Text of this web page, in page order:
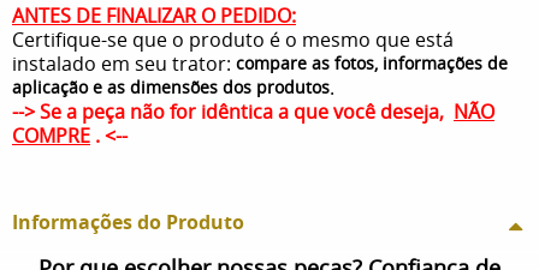
ANTES DE FINALIZAR O PEDIDO:
Certifique-se que o produto é o mesmo que está
instalado em seu trator: compare as fotos, informações de
aplicação e as dimensões dos produtos.
--> Se a peça não for idêntica a que você deseja, NÃO
COMPRE . <--
Informações do Produto